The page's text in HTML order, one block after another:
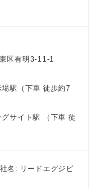
区有明3-11-1
駅（下車 徒歩約7
サイト駅 （下車 徒
名: リードエグジビ